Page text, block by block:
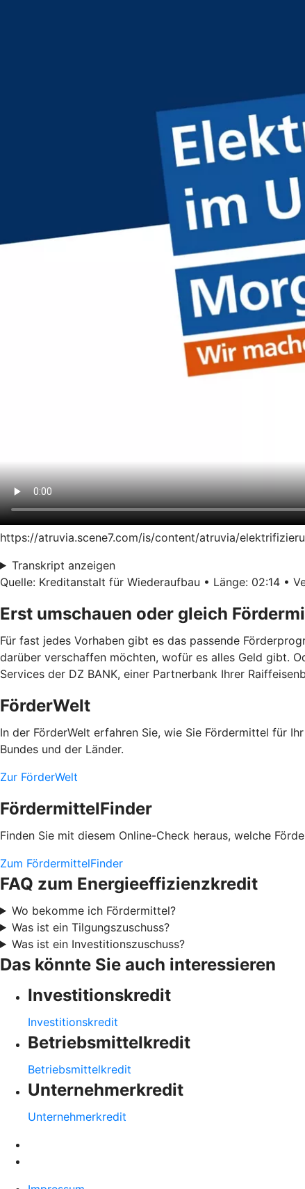
https://atruvia.scene7.com/is/content/atruvia/
Transkript anzeigen
Quelle: Kreditanstalt für Wiederaufbau • Länge: 02:14 •
Erst umschauen oder gleich
Für fast jedes Vorhaben gibt es das passende
darüber verschaffen möchten, wofür es alles Geld gibt.
Services der DZ BANK, einer Partnerbank Ihrer
FörderWelt
In der FörderWelt erfahren Sie, wie Sie Fördermittel für
Bundes und der Länder.
Zur FörderWelt
FördermittelFinder
Finden Sie mit diesem Online-Check heraus, welche
Zum FördermittelFinder
FAQ zum Energieeffizienzkredit
Wo bekomme ich Fördermittel?
Was ist ein Tilgungszuschuss?
Was ist ein Investitionszuschuss?
Das könnte Sie auch interessieren
Investitionskredit
Investitionskredit
Betriebsmittelkredit
Betriebsmittelkredit
Unternehmerkredit
Unternehmerkredit